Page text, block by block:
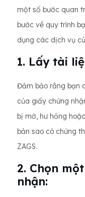
một số bước quan
bước về quy trình
dụng các dịch vụ
1. Lấy tài
Đảm bảo rằng bạn
của giấy chứng
bị mờ, hư hỏng
bản sao có chứng
ZAGS.
2. Chọn
nhận: